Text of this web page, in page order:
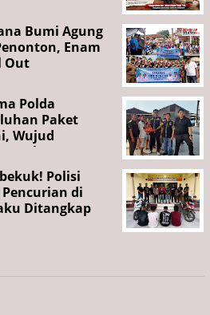
Bumi Agung
Enam
Out
Polda
Paket
Wujud
RI ke-81
Polisi
di
Ditangkap